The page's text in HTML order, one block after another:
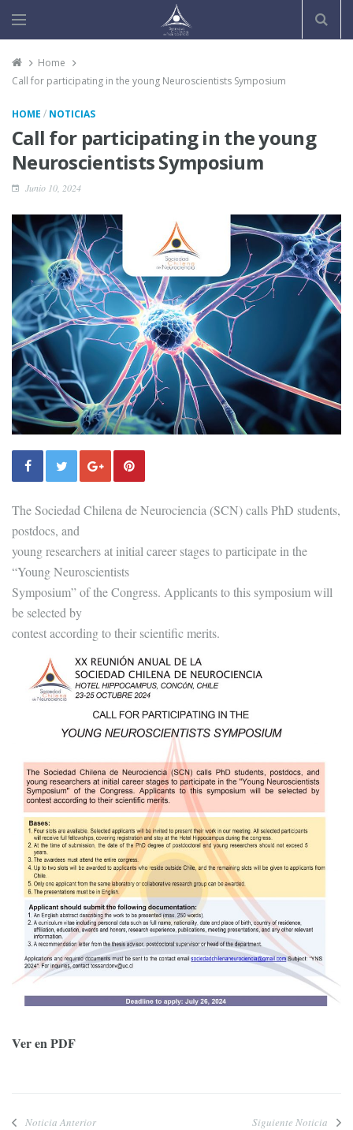
Home
Call for participating in the young Neuroscientists Symposium
HOME / NOTICIAS
Call for participating in the young
Neuroscientists Symposium
Junio 10, 2024
The Sociedad Chilena de Neurociencia (SCN) calls PhD students,
postdocs, and
young researchers at initial career stages to participate in the
“Young Neuroscientists
Symposium” of the Congress. Applicants to this symposium will
be selected by
contest according to their scientific merits.
Ver en PDF
Noticia Anterior
Siguiente Noticia